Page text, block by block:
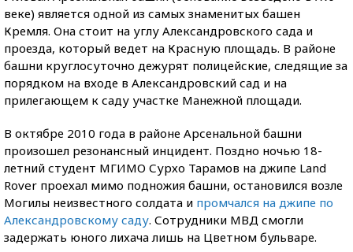
веке) является одной из самых знаменитых башен
Кремля. Она стоит на углу Александровского сада и
проезда, который ведет на Красную площадь. В районе
башни круглосуточно дежурят полицейские, следящие за
порядком на входе в Александровский сад и на
прилегающем к саду участке Манежной площади.
В октябре 2010 года в районе Арсенальной башни
произошел резонансный инцидент. Поздно ночью 18-
летний студент МГИМО Сурхо Тарамов на джипе Land
Rover проехал мимо подножия башни, остановился возле
Могилы неизвестного солдата и промчался на джипе по
Александровскому саду. Сотрудники МВД смогли
задержать юного лихача лишь на Цветном бульваре.